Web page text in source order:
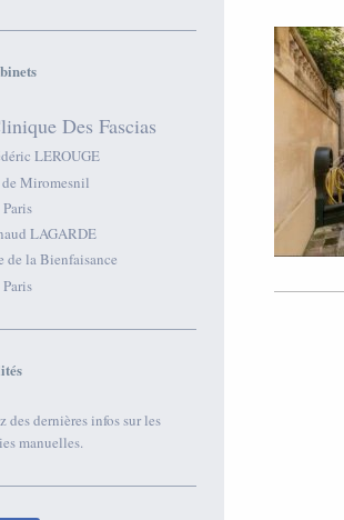
Des Fascias
LEROUGE
de Miromesnil
Paris
LAGARDE
de la Bienfaisance
des dernières infos sur les
manuelles.